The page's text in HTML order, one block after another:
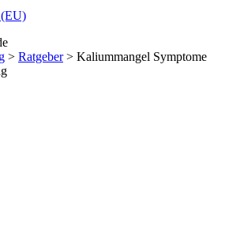
> Ratgeber> Kaliummangel Symptome